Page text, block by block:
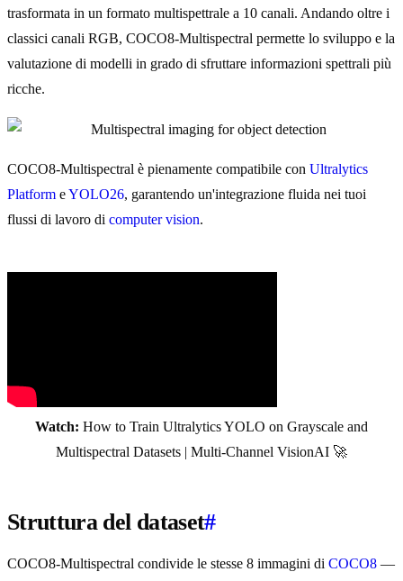
trasformata in un formato multispettrale a 10 canali. Andando oltre i
classici canali RGB, COCO8-Multispectral permette lo sviluppo e la
valutazione di modelli in grado di sfruttare informazioni spettrali più
ricche.
COCO8-Multispectral è pienamente compatibile con Ultralytics
Platform eYOLO26, garantendo un'integrazione fluida nei tuoi
flussi di lavoro di computer vision.
Watch: How to Train Ultralytics YOLO on Grayscale and
Multispectral Datasets | Multi-Channel VisionAI 🚀
Struttura del dataset#
COCO8-Multispectral condivide le stesse 8 immagini di COCO8 —